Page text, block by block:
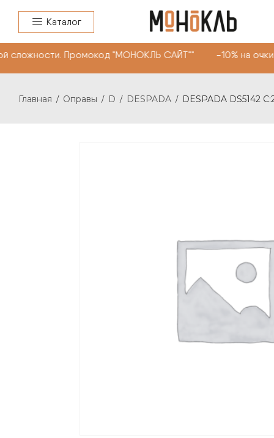
Каталог
Промокод "МОНОКЛЬ САЙТ"" -10% на
Главная / Оправы / D / DESPADA / DESPADA DS5142